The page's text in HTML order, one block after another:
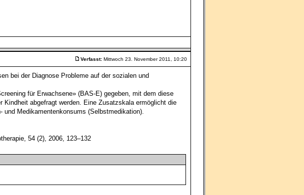
Verfasst: Mittwoch 23. November 2011, 10:20
bei der Diagnose Probleme auf der sozialen und
für Erwachsene» (BAS-E) gegeben, mit dem diese
abgefragt werden. Eine Zusatzskala ermöglicht die
Medikamentenkonsums (Selbstmedikation).
54 (2), 2006, 123–132